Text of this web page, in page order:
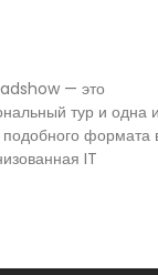
— это
тур и одна
формата
IT